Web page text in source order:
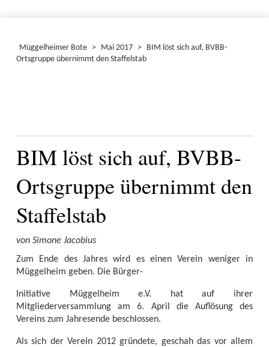
Müggelheimer Bote > Mai 2017 > BIM löst sich auf, BVBB-
Ortsgruppe übernimmt den Staffelstab
BIM löst sich auf, BVBB-
Ortsgruppe übernimmt den
Staffelstab
von Simone Jacobius
Zum Ende des Jahres wird es einen Verein weniger in
Müggelheim geben. Die Bürger-
Initiative Müggelheim e.V. hat auf ihrer
Mitgliederversammlung am 6. April die Auflösung des
Vereins zum Jahresende beschlossen.
Als sich der Verein 2012 gründete, geschah das vor allem